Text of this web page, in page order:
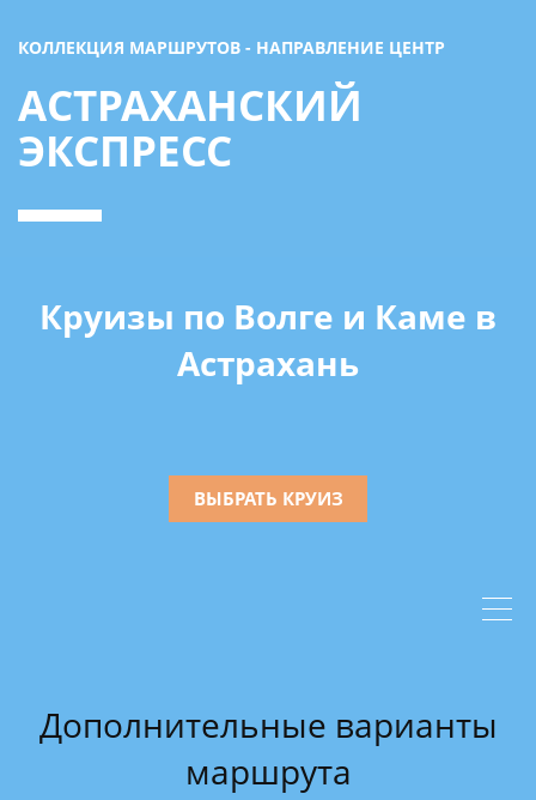
КОЛЛЕКЦИЯ МАРШРУТОВ - НАПРАВЛЕНИЕ ЦЕНТР
АСТРАХАНСКИЙ
ЭКСПРЕСС
Круизы по Волге и Каме в
Астрахань
ВЫБРАТЬ КРУИЗ
Дополнительные варианты
маршрута